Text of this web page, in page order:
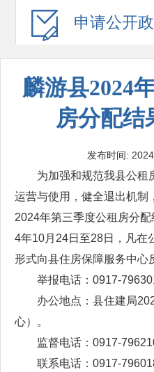
申请公开
麟游县2024
房分配结
发布时间:
为加强和规范我县公租
运营与使用，健全退出机制
2024年第三季度公租房分
4年10月24日至28日，凡在
形式向县住房保障服务中心
举报电话：0917-
办公地点：县住建局
心）。
监督电话：0917-
联系电话：0917-